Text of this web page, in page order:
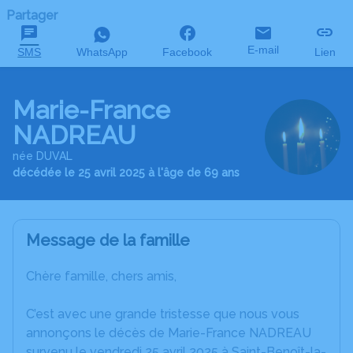
Partager
SMS WhatsApp Facebook E-mail Lien
Marie-France
NADREAU
née DUVAL
décédée le 25 avril 2025 à l'âge de 69 ans
Message de la famille
Chère famille, chers amis,
C’est avec une grande tristesse que nous vous
annonçons le décès de Marie-France NADREAU